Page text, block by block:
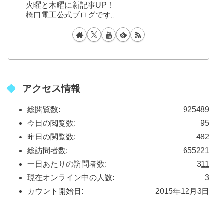
火曜と木曜に新記事UP！
橋口電工公式ブログです。
アクセス情報
925489
総閲覧数:
95
今日の閲覧数:
482
昨日の閲覧数:
655221
総訪問者数:
311
一日あたりの訪問者数:
3
現在オンライン中の人数:
2015年12月3日
カウント開始日: